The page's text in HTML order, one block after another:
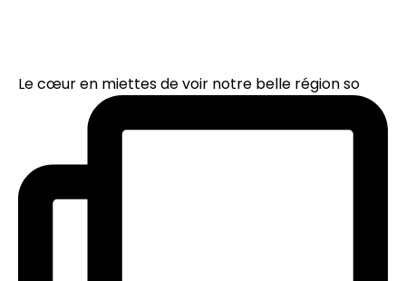
Le cœur en miettes de voir notre belle région so